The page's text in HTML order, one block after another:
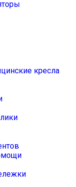
кресла